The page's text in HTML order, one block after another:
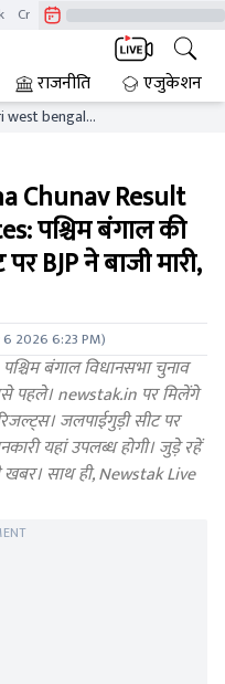
CrimeTak
राजनीति एजुकेशन
west bengal
Chunav Result
पश्चिम बंगाल की
BJP ने बाजी मारी,
2026 6:23 PM)
बंगाल विधानसभा चुनाव
पहले। newstak.in पर मिलेंगे
जलपाईगुड़ी सीट पर
यहां उपलब्ध होगी। जुड़े रहें
साथ ही, Newstak Live